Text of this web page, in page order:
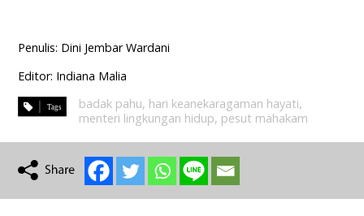
Penulis: Dini Jembar Wardani
Editor: Indiana Malia
badak pahu, hari keanekaragaman hayati,
menteri lingkungan hidup, pesut mahakam